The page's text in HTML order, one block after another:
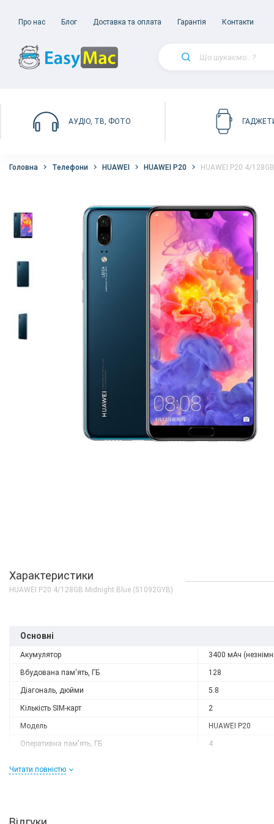
Про нас Блог Доставка та оплата Гарантія Контакти
АУДІО, ТВ, ФОТО
Головна Телефони HUAWEI HUAWEI P20 HUAWEI P20 4/
Характеристики
HUAWEI P20 4/128GB Midnight Blue (51092GYB)
Основні
Акумулятор 3400 мАч
Вбудована пам'ять, ГБ 128
Діагональ, дюйми 5.8
Кількість SIM-карт 2
Модель HUAWEI P20
Оперативна пам'ять, ГБ 4
Читати повністю